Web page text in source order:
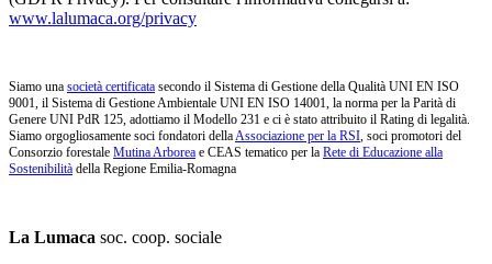
www.lalumaca.org/privacy
Siamo una società certificata secondo il Sistema di Gestione della Qualità UNI EN ISO
9001, il Sistema di Gestione Ambientale UNI EN ISO 14001, la norma per la Parità di
Genere UNI PdR 125, adottiamo il Modello 231 e ci è stato attribuito il Rating di legalità.
Siamo orgogliosamente soci fondatori dellaAssociazione per la RSI, soci promotori del
Consorzio forestale Mutina Arborea e CEAS tematico per la Rete di Educazione alla
Sostenibilità della Regione Emilia-Romagna
La Lumaca soc. coop. sociale